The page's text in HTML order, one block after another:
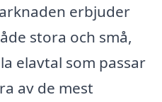
erbjuder
stora och små,
elavtal som passar
av de mest